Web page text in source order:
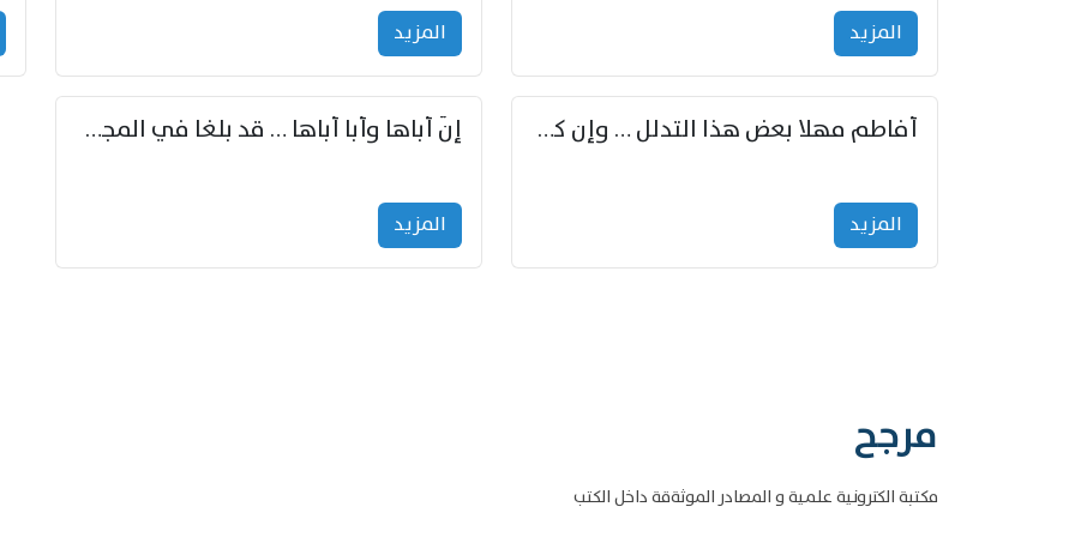
المزید المزید
أفاطم مهلا بعض هذا التدلل … وإن كنت قد أزمعت صرمي فأجملي
المزید
إنّ أباها وأبا أباها … قد بلغا في المجد غايتاها
المزید
مرجح
مكتبة الكترونية علمية و المصادر الموثةقة داخل الكتب